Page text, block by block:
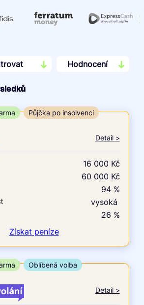
›
Hodnocení
Půjčka po insolvenci
Detail >
16 000 Kč
60 000 Kč
94 %
vysoká
26 %
Získat peníze
Oblíbená volba
Detail >